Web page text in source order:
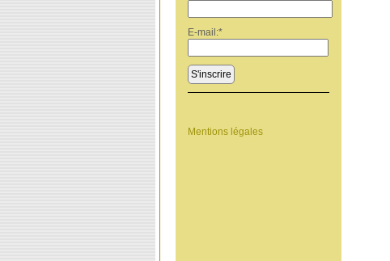
E-mail:*
S'inscrire
Mentions légales